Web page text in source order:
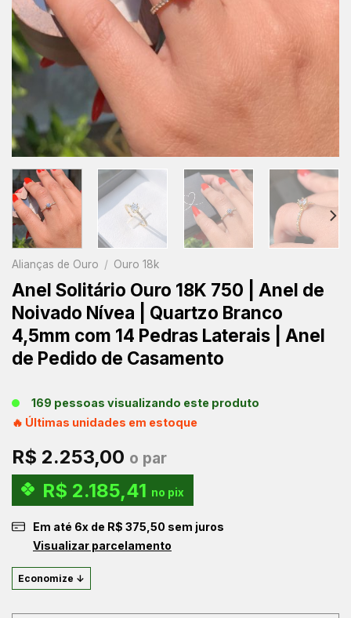
Alianças de Ouro / Ouro 18k
Anel Solitário Ouro 18K 750 | Anel de
Noivado Nívea | Quartzo Branco
4,5mm com 14 Pedras Laterais | Anel
de Pedido de Casamento
169 pessoas visualizando este produto
🔥 Últimas unidades em estoque
R$ 2.253,00 o par
R$ 2.185,41 no pix
Em até 6x de R$ 375,50 sem juros
Visualizar parcelamento
Economize ↓